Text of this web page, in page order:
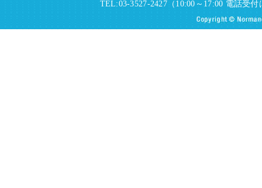
TEL:03-3527-2427（10:00～17:00 電話受